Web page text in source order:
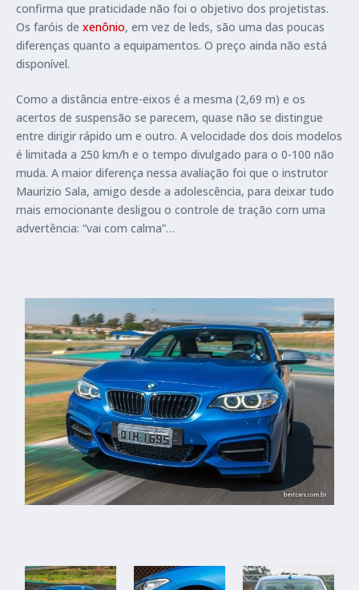
confirma que praticidade não foi o objetivo dos projetistas.
Os faróis de xenônio, em vez de leds, são uma das poucas
diferenças quanto a equipamentos. O preço ainda não está
disponível.
Como a distância entre-eixos é a mesma (2,69 m) e os
acertos de suspensão se parecem, quase não se distingue
entre dirigir rápido um e outro. A velocidade dos dois modelos
é limitada a 250 km/h e o tempo divulgado para o 0-100 não
muda. A maior diferença nessa avaliação foi que o instrutor
Maurizio Sala, amigo desde a adolescência, para deixar tudo
mais emocionante desligou o controle de tração com uma
advertência: “vai com calma”…